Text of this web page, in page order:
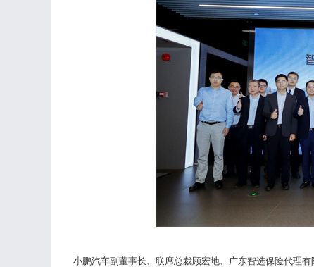
小鹏汽车副董事长、联席总裁顾宏地、广东智选保险代理